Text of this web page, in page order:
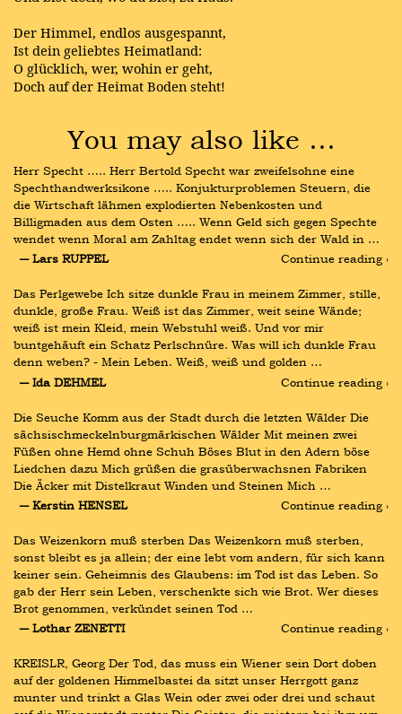
Der Himmel, endlos ausgespannt,
Ist dein geliebtes Heimatland:
O glücklich, wer, wohin er geht,
Doch auf der Heimat Boden steht!
You may also like …
Herr Specht ….. Herr Bertold Specht war zweifelsohne eine
Spechthandwerksikone ….. Konjukturproblemen Steuern, die
die Wirtschaft lähmen explodierten Nebenkosten und
Billigmaden aus dem Osten ….. Wenn Geld sich gegen Spechte
wendet wenn Moral am Zahltag endet wenn sich der Wald in …
― Lars RUPPEL
Continue reading ›
Das Perlgewebe Ich sitze dunkle Frau in meinem Zimmer, stille,
dunkle, große Frau. Weiß ist das Zimmer, weit seine Wände;
weiß ist mein Kleid, mein Webstuhl weiß. Und vor mir
buntgehäuft ein Schatz Perlschnüre. Was will ich dunkle Frau
denn weben? - Mein Leben. Weiß, weiß und golden …
― Ida DEHMEL
Continue reading ›
Die Seuche Komm aus der Stadt durch die letzten Wälder Die
sächsischmeckelnburgmärkischen Wälder Mit meinen zwei
Füßen ohne Hemd ohne Schuh Böses Blut in den Adern böse
Liedchen dazu Mich grüßen die grasüberwachsnen Fabriken
Die Äcker mit Distelkraut Winden und Steinen Mich …
― Kerstin HENSEL
Continue reading ›
Das Weizenkorn muß sterben Das Weizenkorn muß sterben,
sonst bleibt es ja allein; der eine lebt vom andern, für sich kann
keiner sein. Geheimnis des Glaubens: im Tod ist das Leben. So
gab der Herr sein Leben, verschenkte sich wie Brot. Wer dieses
Brot genommen, verkündet seinen Tod …
― Lothar ZENETTI
Continue reading ›
KREISLR, Georg Der Tod, das muss ein Wiener sein Dort doben
auf der goldenen Himmelbastei da sitzt unser Herrgott ganz
munter und trinkt a Glas Wein oder zwei oder drei und schaut